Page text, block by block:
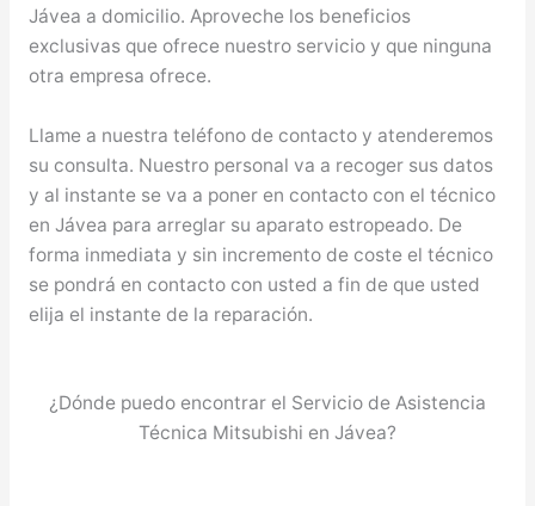
Jávea a domicilio. Aproveche los beneficios
exclusivas que ofrece nuestro servicio y que ninguna
otra empresa ofrece.
Llame a nuestra teléfono de contacto y atenderemos
su consulta. Nuestro personal va a recoger sus datos
y al instante se va a poner en contacto con el técnico
en Jávea para arreglar su aparato estropeado. De
forma inmediata y sin incremento de coste el técnico
se pondrá en contacto con usted a fin de que usted
elija el instante de la reparación.
¿Dónde puedo encontrar el Servicio de Asistencia
Técnica Mitsubishi en Jávea?